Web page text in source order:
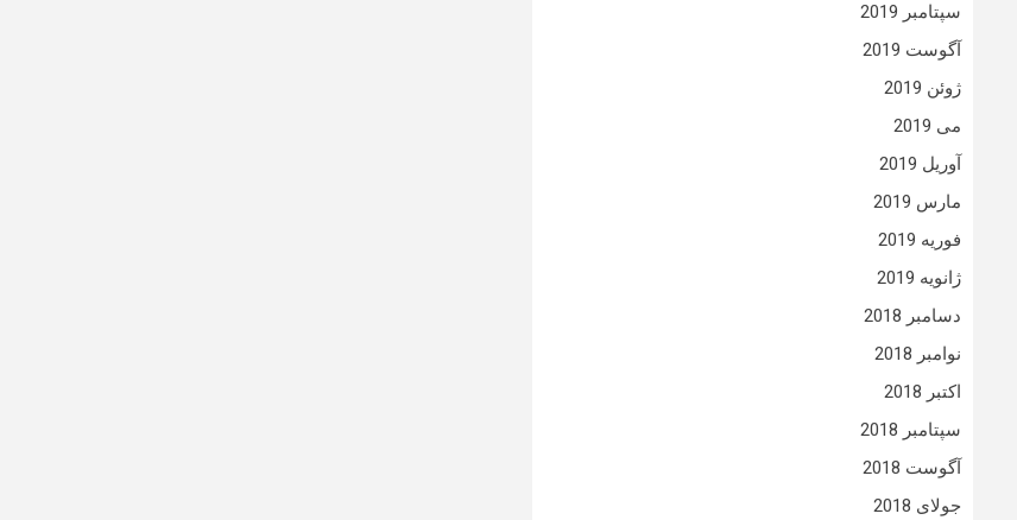
سپتامبر 2019
آگوست 2019
ژوئن 2019
می 2019
آوریل 2019
مارس 2019
فوریه 2019
ژانویه 2019
دسامبر 2018
نوامبر 2018
اکتبر 2018
سپتامبر 2018
آگوست 2018
جولای 2018